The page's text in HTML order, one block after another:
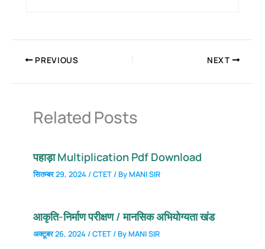
PREVIOUS NEXT
Related Posts
पहाड़ा Multiplication Pdf Download
सितम्बर 29, 2024 /CTET / ByMANI SIR
आकृति-निर्माण परीक्षण / मानसिक अभियोग्यता खंड
अक्टूबर 26, 2024 /CTET / ByMANI SIR